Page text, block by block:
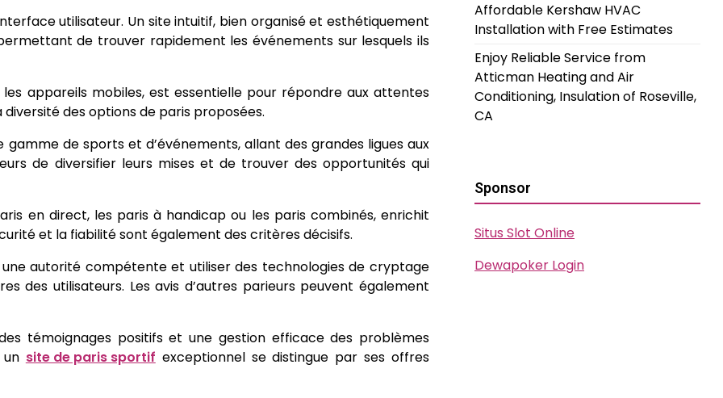
utilisateur. Un site intuitif, bien organisé et esthétiquement
de trouver rapidement les événements sur lesquels ils
appareils mobiles, est essentielle pour répondre aux attentes
des options de paris proposées.
de sports et d’événements, allant des grandes ligues aux
de diversifier leurs mises et de trouver des opportunités qui
en direct, les paris à handicap ou les paris combinés, enrichit
et la fiabilité sont également des critères décisifs.
autorité compétente et utiliser des technologies de cryptage
des utilisateurs. Les avis d’autres parieurs peuvent également
témoignages positifs et une gestion efficace des problèmes
site de paris sportif exceptionnel se distingue par ses offres
Affordable Kershaw HVAC
Installation with Free Estimates
Enjoy Reliable Service from
Atticman Heating and Air
Conditioning, Insulation of Roseville,
CA
Sponsor
Situs Slot Online
Dewapoker Login